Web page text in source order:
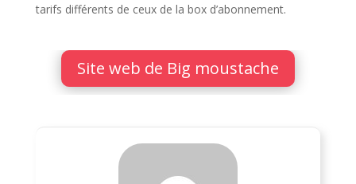
tarifs différents de ceux de la box d’abonnement.
Site web de Big moustache